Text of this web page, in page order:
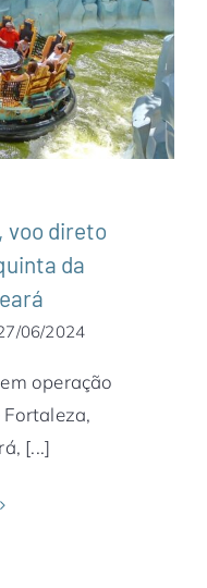
do Ceará
do Sul Brasil
Estados Unidos
Notícias
voo direto
da
06/2024
operação
Fortaleza,
[...]